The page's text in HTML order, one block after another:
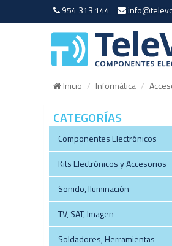
954 313 144
Inicio Informática
CATEGORÍAS
Componentes Electrónicos
Kits Electrónicos y Accesorios
Sonido, Iluminación
TV, SAT, Imagen
Soldadores, Herramientas